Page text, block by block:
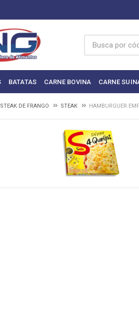
BATATAS CARNE BOVINA CARNE
STEAK DE FRANGO STEAK HAMBURGUER